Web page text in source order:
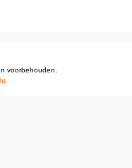
voorbehouden.